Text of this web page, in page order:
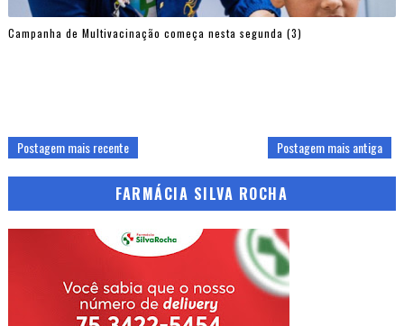
Campanha de Multivacinação começa nesta segunda (3)
Postagem mais recente Postagem mais antiga
FARMÁCIA SILVA ROCHA